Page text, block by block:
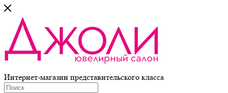
Интернет-магазин представительского класса